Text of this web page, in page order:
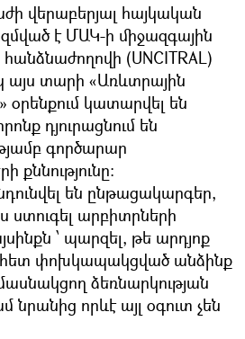
վերաբերյալ հայկական
է ՄԱԿ-ի միջազգային
(UNCITRAL)
այս տարի «Առևտրային
կատարվել են
դյուրացնում են
գործարար
քննությունը։
են ընթացակարգեր,
ստուգել արբիտրների
՝ պարզել, թե արդյոք
փոխկապակցված անձինք
ձեռնարկության
նրանից որևէ այլ օգուտ չեն